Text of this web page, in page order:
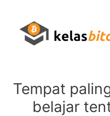
Tempat
belajar